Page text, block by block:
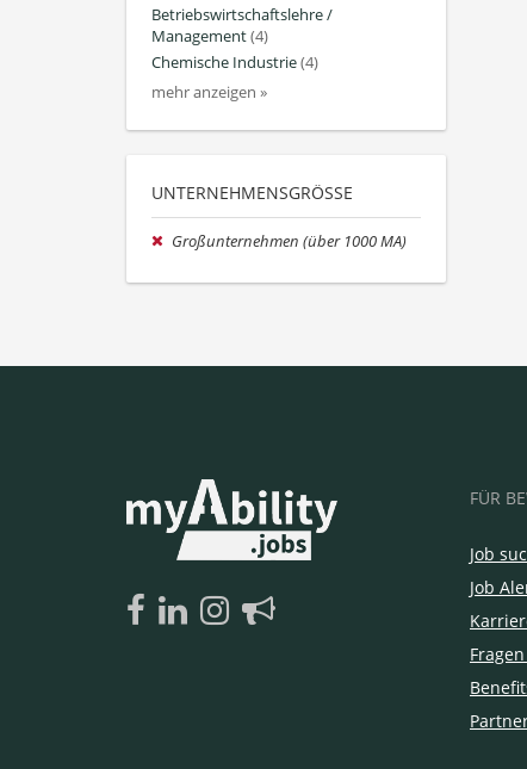
Betriebswirtschaftslehre /
Management(4)
Chemische Industrie(4)
mehr anzeigen »
UNTERNEHMENSGRÖSSE
Großunternehmen (über 1000 MA)
FÜR
Job
Job